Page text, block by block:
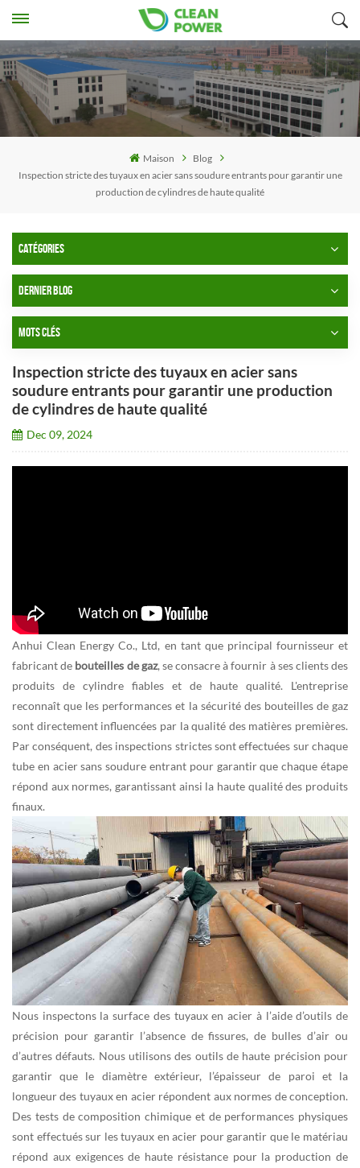
Maison
Blog
Inspection stricte des tuyaux en acier sans soudure entrants pour garantir une
production de cylindres de haute qualité
CATÉGORIES
DERNIER BLOG
MOTS CLÉS
Inspection stricte des tuyaux en acier sans
soudure entrants pour garantir une production
de cylindres de haute qualité
Dec 09, 2024
Anhui Clean Energy Co., Ltd, en tant que principal fournisseur et
fabricant de bouteilles de gaz, se consacre à fournir à ses clients des
produits de cylindre fiables et de haute qualité. L'entreprise
reconnaît que les performances et la sécurité des bouteilles de gaz
sont directement influencées par la qualité des matières premières.
Par conséquent, des inspections strictes sont effectuées sur chaque
tube en acier sans soudure entrant pour garantir que chaque étape
répond aux normes, garantissant ainsi la haute qualité des produits
finaux.
Nous inspectons la surface des tuyaux en acier à l’aide d’outils de
précision pour garantir l’absence de fissures, de bulles d’air ou
d’autres défauts. Nous utilisons des outils de haute précision pour
garantir que le diamètre extérieur, l’épaisseur de paroi et la
longueur des tuyaux en acier répondent aux normes de conception.
Des tests de composition chimique et de performances physiques
sont effectués sur les tuyaux en acier pour garantir que le matériau
répond aux exigences de haute résistance pour la production de